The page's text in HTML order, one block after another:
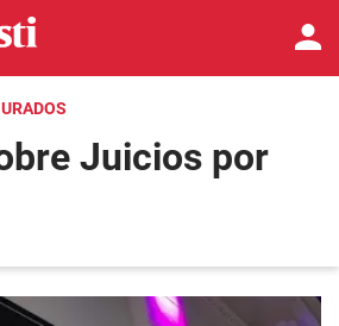
Juicios por